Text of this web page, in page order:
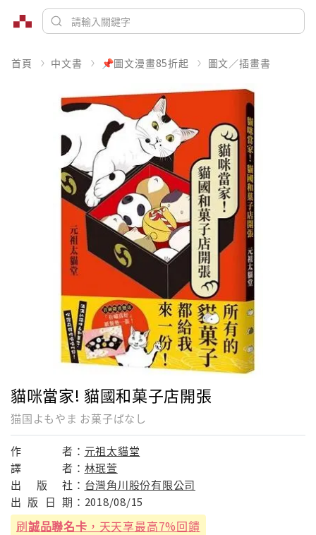
首頁 中文書 📌圖文漫畫85折起 圖文／插畫書
貓咪當家! 貓國和菓子店開張
猫国よもやま お菓子ばなし
作 者： 元祖太貓堂
譯
者： 林珉萱
出
版 社： 台灣角川股份有限公司
出 版 日 期： 2018/08/15
刷誠品聯名卡 ，天天享最高7%回饋